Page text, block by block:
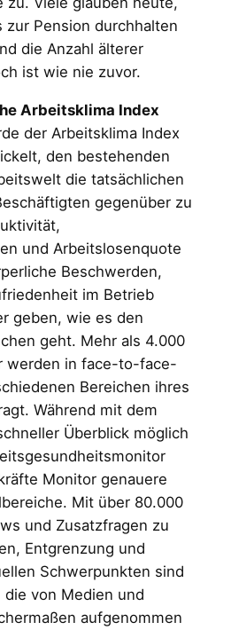
zur Pension durchhalten
die Anzahl älterer
ist wie nie zuvor.
Arbeitsklima Index
der Arbeitsklima Index
den bestehenden
die tatsächlichen
gegenüber zu
und Arbeitslosenquote
Beschwerden,
im Betrieb
geben, wie es den
geht. Mehr als 4.000
werden in face-to-face-
Bereichen ihres
Während mit dem
Überblick möglich
Monitor genauere
Mit über 80.000
und Zusatzfragen zu
Entgrenzung und
Schwerpunkten sind
die von Medien und
aufgenommen